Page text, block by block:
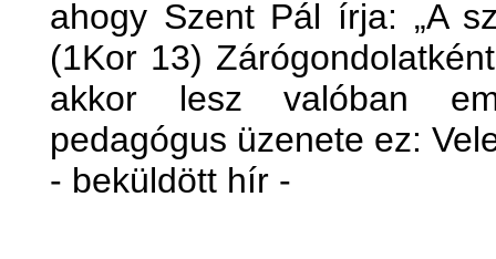
ahogy Szent Pál írja: „A
(1Kor 13)
akkor lesz valóban
pedagógus üzenete ez:
- beküldött hír -